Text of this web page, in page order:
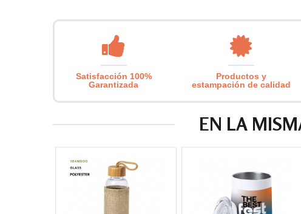
Satisfacción 100%
Garantizada
Productos y
estampación de calidad
EN LA